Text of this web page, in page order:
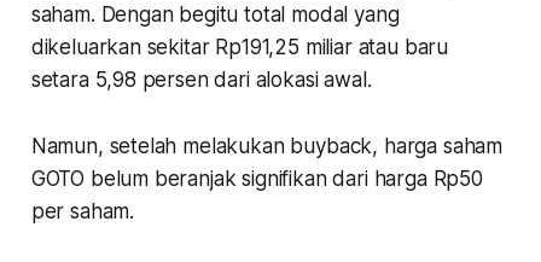
saham. Dengan begitu total modal yang
dikeluarkan sekitar Rp191,25 miliar atau baru
setara 5,98 persen dari alokasi awal.
Namun, setelah melakukan buyback, harga saham
GOTO belum beranjak signifikan dari harga Rp50
per saham.